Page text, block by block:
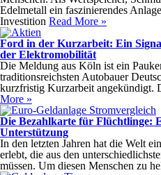
Edelmetall ein faszinierendes
Investition Read More »
Ford in der Kurzarbeit: Ein
der Elektromobilität
Die Meldung aus Köln ist ein
traditionsreichsten Autobauer
kurzfristig Kurzarbeit angekündigt.
More »
Die Bezahlkarte für Flüchtlinge:
Unterstützung
In den letzten Jahren hat die Welt
erlebt, die aus den
müssen. Um diesen Menschen zu